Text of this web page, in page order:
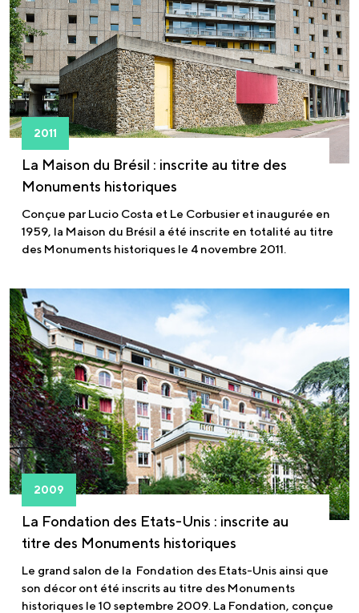
2011
La Maison du Brésil : inscrite au titre des
Monuments historiques
Conçue par Lucio Costa et Le Corbusier et inaugurée en
1959, la Maison du Brésil a été inscrite en totalité au titre
des Monuments historiques le 4 novembre 2011.
2009
La Fondation des Etats-Unis : inscrite au
titre des Monuments historiques
Le grand salon de la Fondation des Etats-Unis ainsi que
son décor ont été inscrits au titre des Monuments
historiques le 10 septembre 2009. La Fondation, conçue